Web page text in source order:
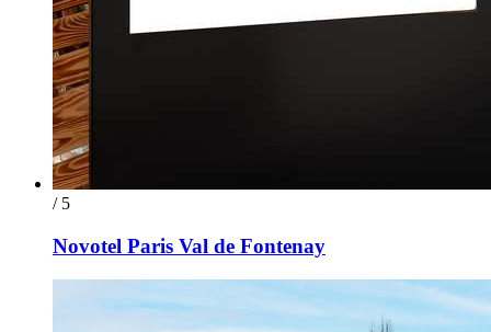
/ 5
Novotel Paris Val de Fontenay